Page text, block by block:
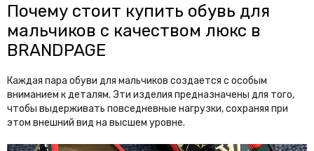
Почему стоит купить обувь для
мальчиков с качеством люкс в
BRANDPAGE
Каждая пара обуви для мальчиков создается с особым
вниманием к деталям. Эти изделия предназначены для того,
чтобы выдерживать повседневные нагрузки, сохраняя при
этом внешний вид на высшем уровне.